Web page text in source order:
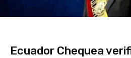
Ecuador Chequea